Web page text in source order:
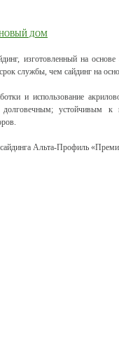
ДОМ
изготовленный на
службы, чем сайдинг на
и использование
долговечным; устойчивым к
Альта-Профиль